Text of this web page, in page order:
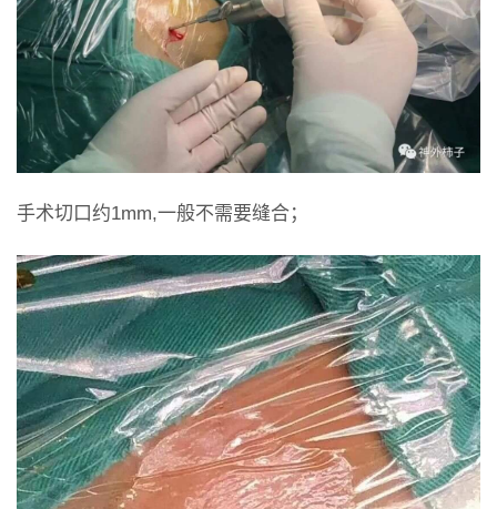
手术切口约1mm,一般不需要缝合；